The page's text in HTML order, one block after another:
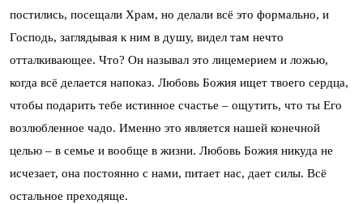
постились, посещали Храм, но делали всё это формально, и
Господь, заглядывая к ним в душу, видел там нечто
отталкивающее. Что? Он называл это лицемерием и ложью,
когда всё делается напоказ. Любовь Божия ищет твоего сердца,
чтобы подарить тебе истинное счастье – ощутить, что ты Его
возлюбленное чадо. Именно это является нашей конечной
целью – в семье и вообще в жизни. Любовь Божия никуда не
исчезает, она постоянно с нами, питает нас, дает силы. Всё
остальное преходяще.